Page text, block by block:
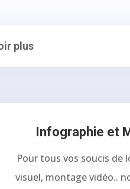
plus
Infographie et
Pour tous vos soucis de
visuel, montage vidéo..